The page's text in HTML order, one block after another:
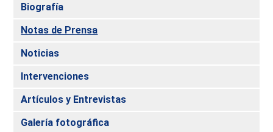
Biografía
Notas de Prensa
Noticias
Intervenciones
Artículos y Entrevistas
Galería fotográfica